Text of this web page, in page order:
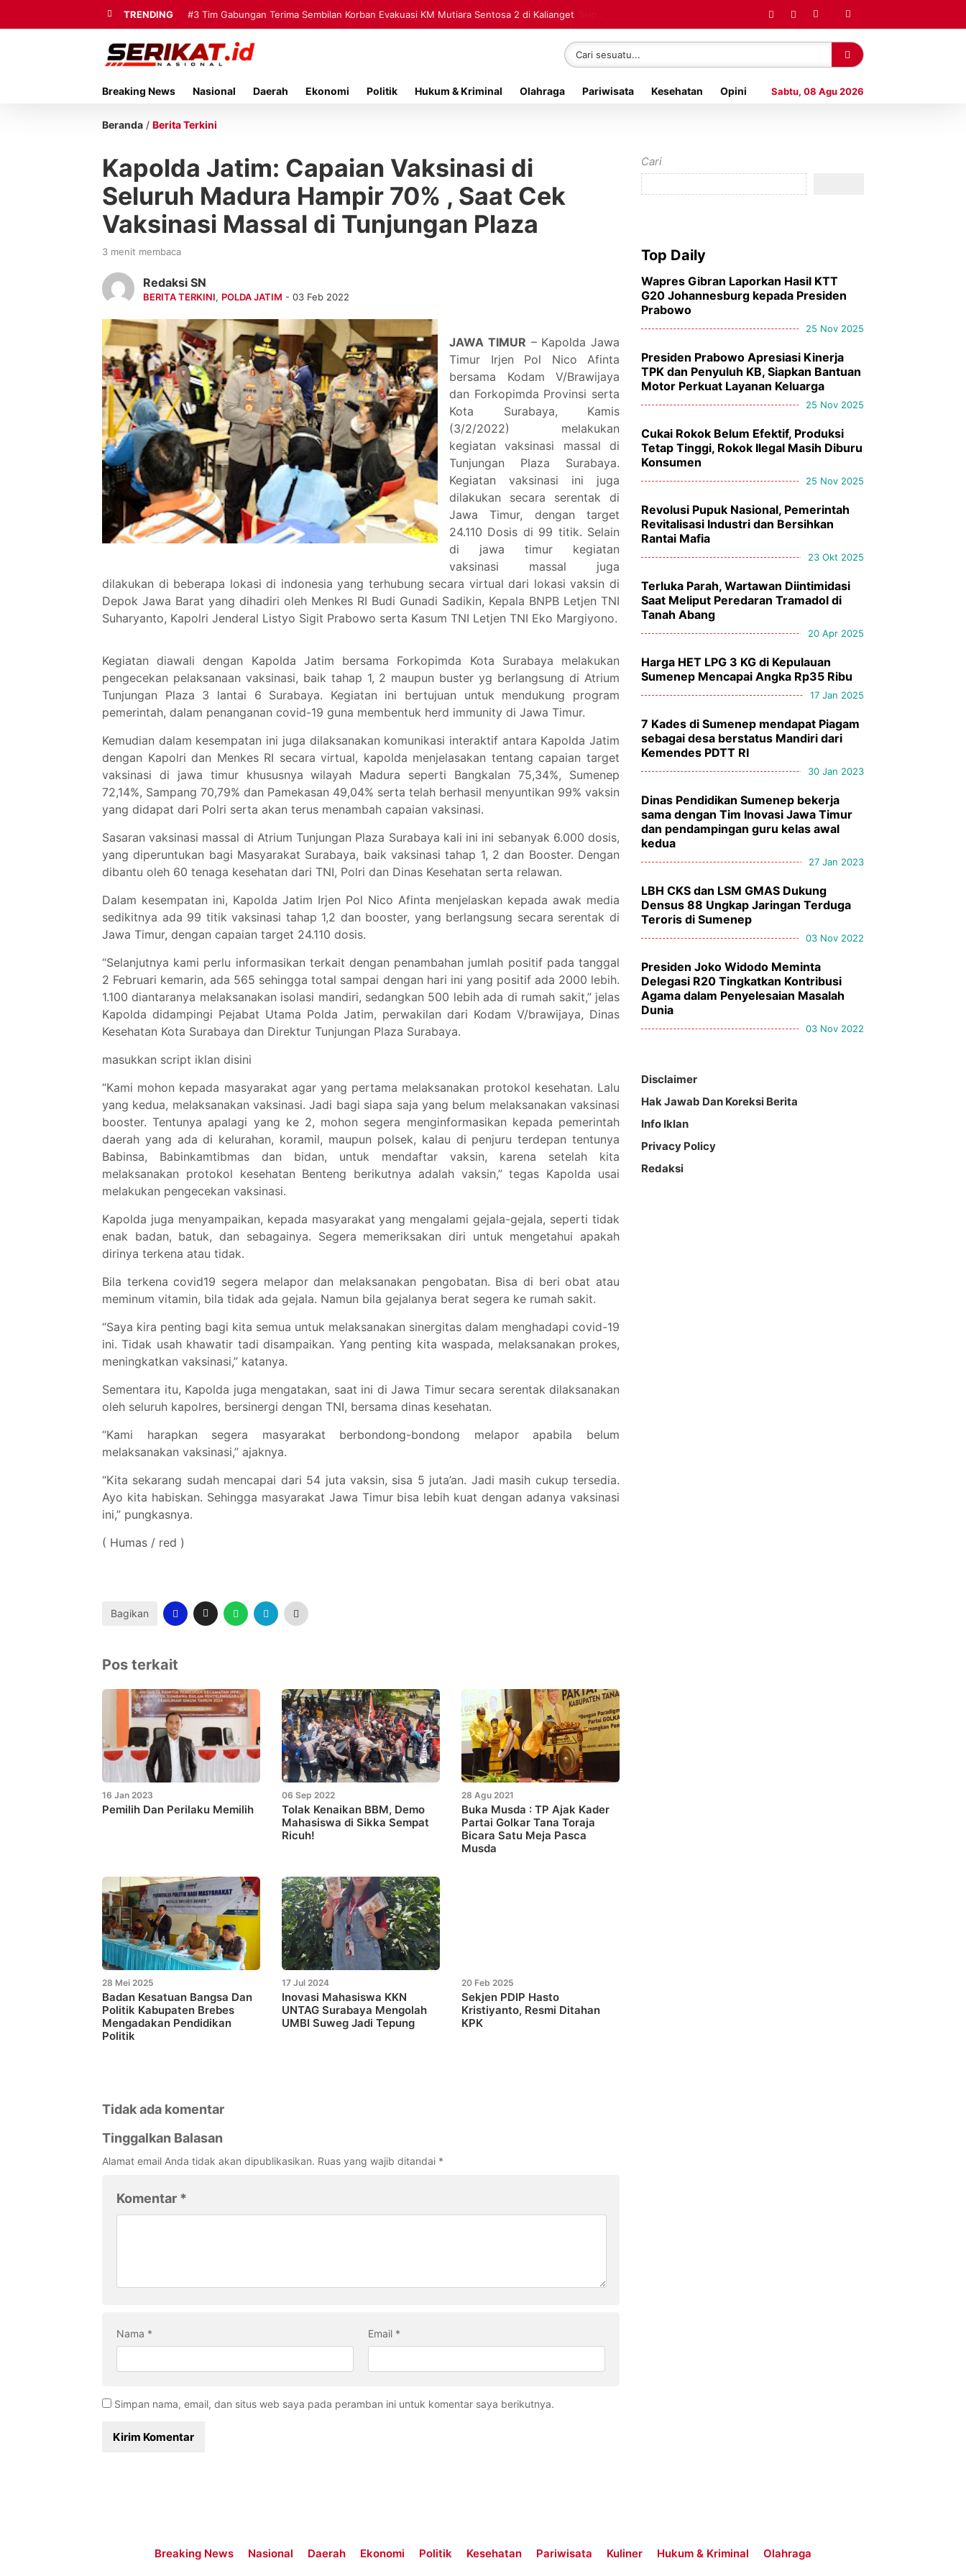
TRENDING #3 Tim Gabungan Terima Sembilan Korban Evakuasi KM Mutiara Sentosa 2 di Kalianget
Breaking News Nasional Daerah Ekonomi Politik Hukum & Kriminal Olahraga Pariwisata Kesehatan Opini Sabtu, 08 Agu 2026
Beranda / Berita Terkini
Kapolda Jatim: Capaian Vaksinasi di
Seluruh Madura Hampir 70% , Saat Cek
Vaksinasi Massal di Tunjungan Plaza
3 menit membaca
Redaksi SN
BERITA TERKINI, POLDA JATIM - 03 Feb 2022
JAWA TIMUR – Kapolda Jawa
Timur Irjen Pol Nico Afinta
bersama Kodam V/Brawijaya
dan Forkopimda Provinsi serta
Kota Surabaya, Kamis
(3/2/2022) melakukan
kegiatan vaksinasi massal di
Tunjungan Plaza Surabaya.
Kegiatan vaksinasi ini juga
dilakukan secara serentak di
Jawa Timur, dengan target
24.110 Dosis di 99 titik. Selain
di jawa timur kegiatan
vaksinasi massal juga
dilakukan di beberapa lokasi di indonesia yang terhubung secara virtual dari lokasi vaksin di
Depok Jawa Barat yang dihadiri oleh Menkes RI Budi Gunadi Sadikin, Kepala BNPB Letjen TNI
Suharyanto, Kapolri Jenderal Listyo Sigit Prabowo serta Kasum TNI Letjen TNI Eko Margiyono.
Kegiatan diawali dengan Kapolda Jatim bersama Forkopimda Kota Surabaya melakukan
pengecekan pelaksanaan vaksinasi, baik tahap 1, 2 maupun buster yg berlangsung di Atrium
Tunjungan Plaza 3 lantai 6 Surabaya. Kegiatan ini bertujuan untuk mendukung program
pemerintah, dalam penanganan covid-19 guna membentuk herd immunity di Jawa Timur.
Kemudian dalam kesempatan ini juga dilaksanakan komunikasi interaktif antara Kapolda Jatim
dengan Kapolri dan Menkes RI secara virtual, kapolda menjelasakan tentang capaian target
vaksinasi di jawa timur khususnya wilayah Madura seperti Bangkalan 75,34%, Sumenep
72,14%, Sampang 70,79% dan Pamekasan 49,04% serta telah berhasil menyuntikan 99% vaksin
yang didapat dari Polri serta akan terus menambah capaian vaksinasi.
Sasaran vaksinasi massal di Atrium Tunjungan Plaza Surabaya kali ini ini sebanyak 6.000 dosis,
yang diperuntukan bagi Masyarakat Surabaya, baik vaksinasi tahap 1, 2 dan Booster. Dengan
dibantu oleh 60 tenaga kesehatan dari TNI, Polri dan Dinas Kesehatan serta relawan.
Dalam kesempatan ini, Kapolda Jatim Irjen Pol Nico Afinta menjelaskan kepada awak media
sedikitnya ada 99 titik vaksinasi tahap 1,2 dan booster, yang berlangsung secara serentak di
Jawa Timur, dengan capaian target 24.110 dosis.
“Selanjutnya kami perlu informasikan terkait dengan penambahan jumlah positif pada tanggal
2 Februari kemarin, ada 565 sehingga total sampai dengan hari ini yang positif ada 2000 lebih.
1.100 diantaranya melaksanakan isolasi mandiri, sedangkan 500 lebih ada di rumah sakit,” jelas
Kapolda didampingi Pejabat Utama Polda Jatim, perwakilan dari Kodam V/brawijaya, Dinas
Kesehatan Kota Surabaya dan Direktur Tunjungan Plaza Surabaya.
masukkan script iklan disini
“Kami mohon kepada masyarakat agar yang pertama melaksanakan protokol kesehatan. Lalu
yang kedua, melaksanakan vaksinasi. Jadi bagi siapa saja yang belum melaksanakan vaksinasi
booster. Tentunya apalagi yang ke 2, mohon segera menginformasikan kepada pemerintah
daerah yang ada di kelurahan, koramil, maupun polsek, kalau di penjuru terdepan tentunya
Babinsa, Babinkamtibmas dan bidan, untuk mendaftar vaksin, karena setelah kita
melaksanakan protokol kesehatan Benteng berikutnya adalah vaksin,” tegas Kapolda usai
melakukan pengecekan vaksinasi.
Kapolda juga menyampaikan, kepada masyarakat yang mengalami gejala-gejala, seperti tidak
enak badan, batuk, dan sebagainya. Segera memeriksakan diri untuk mengetahui apakah
dirinya terkena atau tidak.
Bila terkena covid19 segera melapor dan melaksanakan pengobatan. Bisa di beri obat atau
meminum vitamin, bila tidak ada gejala. Namun bila gejalanya berat segera ke rumah sakit.
“Saya kira penting bagi kita semua untuk melaksanakan sinergitas dalam menghadapi covid-19
ini. Tidak usah khawatir tadi disampaikan. Yang penting kita waspada, melaksanakan prokes,
meningkatkan vaksinasi,” katanya.
Sementara itu, Kapolda juga mengatakan, saat ini di Jawa Timur secara serentak dilaksanakan
oleh seluruh kapolres, bersinergi dengan TNI, bersama dinas kesehatan.
“Kami harapkan segera masyarakat berbondong-bondong melapor apabila belum
melaksanakan vaksinasi,” ajaknya.
“Kita sekarang sudah mencapai dari 54 juta vaksin, sisa 5 juta’an. Jadi masih cukup tersedia.
Ayo kita habiskan. Sehingga masyarakat Jawa Timur bisa lebih kuat dengan adanya vaksinasi
ini,” pungkasnya.
( Humas / red )
Bagikan
Pos terkait
16 Jan 2023
Pemilih Dan Perilaku Memilih
06 Sep 2022
Tolak Kenaikan BBM, Demo
Mahasiswa di Sikka Sempat
Ricuh!
28 Agu 2021
Buka Musda : TP Ajak Kader
Partai Golkar Tana Toraja
Bicara Satu Meja Pasca
Musda
28 Mei 2025
Badan Kesatuan Bangsa Dan
Politik Kabupaten Brebes
Mengadakan Pendidikan
Politik
17 Jul 2024
Inovasi Mahasiswa KKN
UNTAG Surabaya Mengolah
UMBI Suweg Jadi Tepung
20 Feb 2025
Sekjen PDIP Hasto
Kristiyanto, Resmi Ditahan
KPK
Tidak ada komentar
Tinggalkan Balasan
Alamat email Anda tidak akan dipublikasikan. Ruas yang wajib ditandai *
Komentar *
Nama * Email *
Simpan nama, email, dan situs web saya pada peramban ini untuk komentar saya berikutnya.
Cari
Top Daily
Wapres Gibran Laporkan Hasil KTT
G20 Johannesburg kepada Presiden
Prabowo
25 Nov 2025
Presiden Prabowo Apresiasi Kinerja
TPK dan Penyuluh KB, Siapkan Bantuan
Motor Perkuat Layanan Keluarga
25 Nov 2025
Cukai Rokok Belum Efektif, Produksi
Tetap Tinggi, Rokok Ilegal Masih Diburu
Konsumen
25 Nov 2025
Revolusi Pupuk Nasional, Pemerintah
Revitalisasi Industri dan Bersihkan
Rantai Mafia
23 Okt 2025
Terluka Parah, Wartawan Diintimidasi
Saat Meliput Peredaran Tramadol di
Tanah Abang
20 Apr 2025
Harga HET LPG 3 KG di Kepulauan
Sumenep Mencapai Angka Rp35 Ribu
17 Jan 2025
7 Kades di Sumenep mendapat Piagam
sebagai desa berstatus Mandiri dari
Kemendes PDTT RI
30 Jan 2023
Dinas Pendidikan Sumenep bekerja
sama dengan Tim Inovasi Jawa Timur
dan pendampingan guru kelas awal
kedua
27 Jan 2023
LBH CKS dan LSM GMAS Dukung
Densus 88 Ungkap Jaringan Terduga
Teroris di Sumenep
03 Nov 2022
Presiden Joko Widodo Meminta
Delegasi R20 Tingkatkan Kontribusi
Agama dalam Penyelesaian Masalah
Dunia
03 Nov 2022
Disclaimer
Hak Jawab Dan Koreksi Berita
Info Iklan
Privacy Policy
Redaksi
Breaking News Nasional Daerah Ekonomi Politik Kesehatan Pariwisata Kuliner Hukum & Kriminal Olahraga